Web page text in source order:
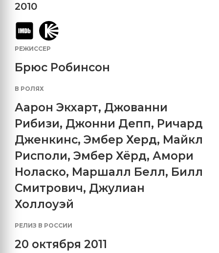
2010
РЕЖИССЕР
Брюс Робинсон
В РОЛЯХ
Аарон Экхарт, Джованни
Рибизи, Джонни Депп, Ричард
Дженкинс, Эмбер Херд, Майкл
Рисполи, Эмбер Хёрд, Амори
Ноласко, Маршалл Белл, Билл
Смитрович, Джулиан
Холлоуэй
РЕЛИЗ В РОССИИ
20 октября 2011